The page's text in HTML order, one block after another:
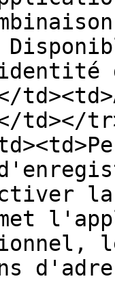
td></